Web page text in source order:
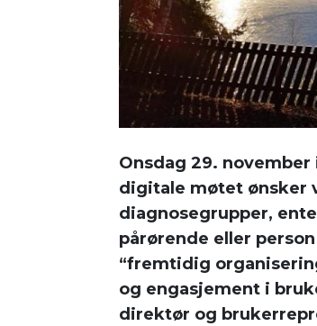
Onsdag 29.
digitale møtet ønsker
diagnosegrupper,
pårørende eller
“fremtidig
og engasjement i
direktør og